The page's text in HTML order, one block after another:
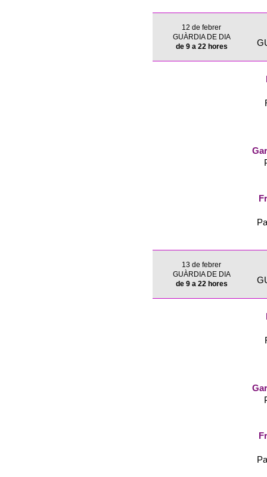
12 de febrer
GUÀRDIA DE DIA
de 9 a 22 hores
13 de febrer
GUÀRDIA DE DIA
de 9 a 22 hores